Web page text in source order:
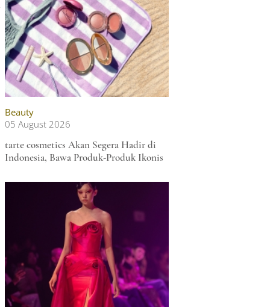
Beauty
05 August 2026
tarte cosmetics Akan Segera Hadir di
Indonesia, Bawa Produk-Produk Ikonis